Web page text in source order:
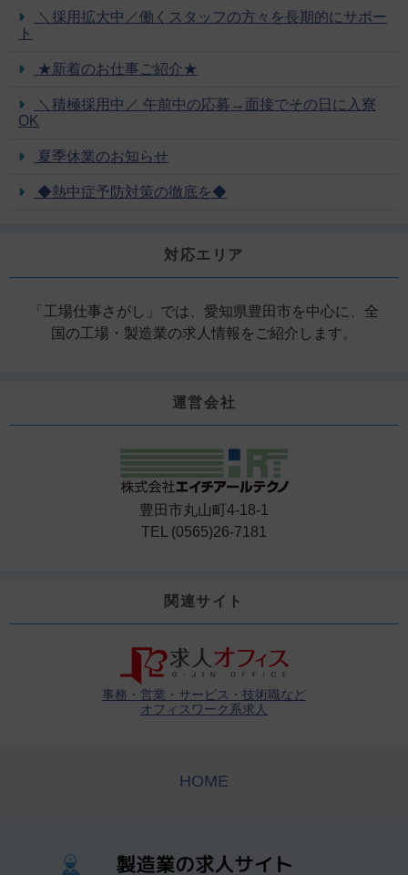
＼採用拡大中／働くスタッフの方々を長期的にサポー
ト
★新着のお仕事ご紹介★
＼積極採用中／ 午前中の応募→面接でその日に入寮
OK
夏季休業のお知らせ
◆熱中症予防対策の徹底を◆
対応エリア
「工場仕事さがし」では、愛知県豊田市を中心に、全
国の工場・製造業の求人情報をご紹介します。
運営会社
豊田市丸山町4-18-1
TEL (0565)26-7181
関連サイト
事務・営業・サービス・技術職など
オフィスワーク系求人
HOME